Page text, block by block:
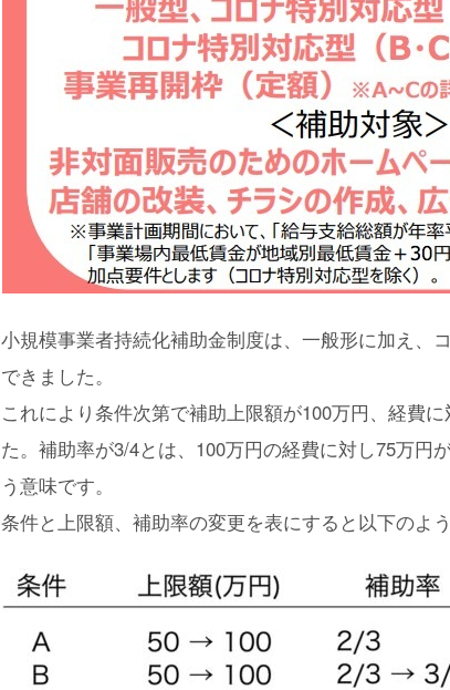
小規模事業者持続化補助金制度は、一般形に加え、
できました。
これにより条件次第で補助上限額が100万円、経費
た。補助率が3/4とは、100万円の経費に対し75万円
う意味です。
条件と上限額、補助率の変更を表にすると以下のよう